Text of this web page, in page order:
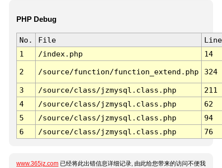
PHP Debug
No. File
Line
1
/index.php 14
2 /source/function/function_extend.php 324
3 /source/class/jzmysql.class.php
211
4
/source/class/jzmysql.class.php
62
5
/source/class/jzmysql.class.php
94
6
/source/class/jzmysql.class.php 76
www.365jz.com 已经将此出错信息详细记录, 由此给您带来的访问不便我